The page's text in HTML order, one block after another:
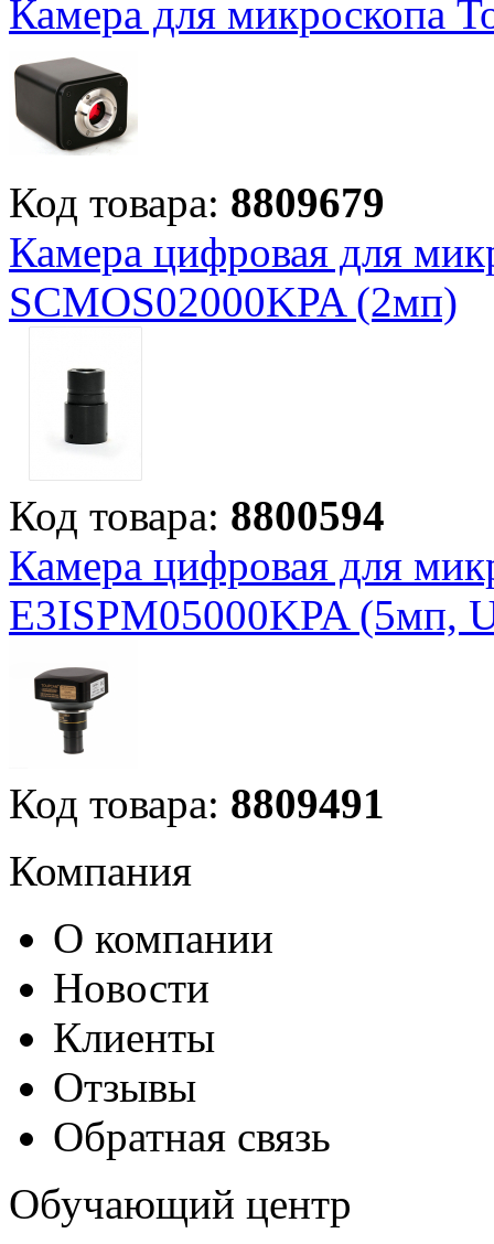
Камера для микроскопа
Код товара: 8809679
Камера цифровая для
SCMOS02000KPA (2мп)
Код товара: 8800594
Камера цифровая для
E3ISPM05000KPA (5мп,
Код товара: 8809491
Компания
О компании
Новости
Клиенты
Отзывы
Обратная связь
Обучающий центр